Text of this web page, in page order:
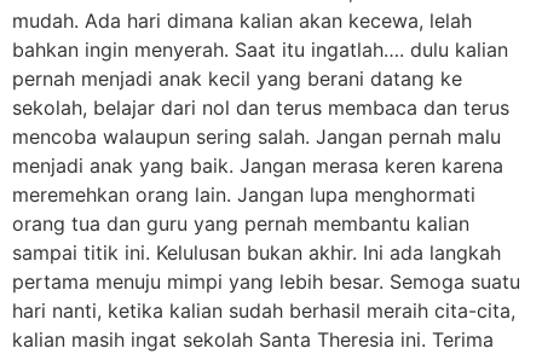
mudah. Ada hari dimana kalian akan kecewa, lelah
bahkan ingin menyerah. Saat itu ingatlah…. dulu kalian
pernah menjadi anak kecil yang berani datang ke
sekolah, belajar dari nol dan terus membaca dan terus
mencoba walaupun sering salah. Jangan pernah malu
menjadi anak yang baik. Jangan merasa keren karena
meremehkan orang lain. Jangan lupa menghormati
orang tua dan guru yang pernah membantu kalian
sampai titik ini. Kelulusan bukan akhir. Ini ada langkah
pertama menuju mimpi yang lebih besar. Semoga suatu
hari nanti, ketika kalian sudah berhasil meraih cita-cita,
kalian masih ingat sekolah Santa Theresia ini. Terima